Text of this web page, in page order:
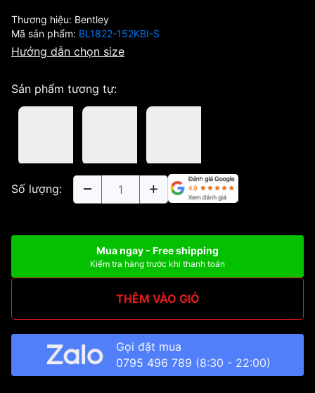
Thương hiệu: Bentley
Mã sản phẩm: BL1822-152KBI-S
Hướng dẫn chọn size
Sản phẩm tương tự:
Số lượng:
Mua ngay - Free shipping
Kiểm tra hàng trước khi thanh toán
THÊM VÀO GIỎ
Gọi đặt mua
0795 496 789 (8:30 - 22:00)